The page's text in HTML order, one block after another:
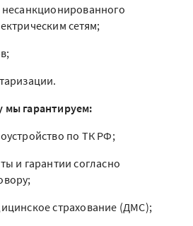
сетям;
мы гарантируем:
по ТК РФ;
и гарантии согласно
страхование (ДМС);